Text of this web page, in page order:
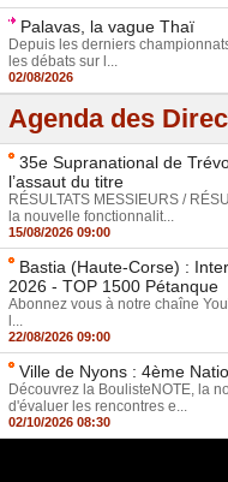
Palavas, la vague Thaï
Depuis les derniers
les débats sur l...
02/08/2026
Agenda des
35e Supranational de
l’assaut du titre
RÉSULTATS MESSIEURS /
la nouvelle fonctionnalit...
15/08/2026 09:00
Bastia (Haute-Corse) :
2026 - TOP 1500 Pétanque
Abonnez vous à notre chaîne
l...
22/08/2026 09:00
Ville de Nyons : 4ème
Découvrez la BoulisteNOTE, la
d'évaluer les rencontres e...
02/10/2026 08:30